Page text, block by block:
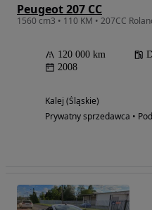
Peugeot 207 CC
1560 cm3 • 110 KM • 207CC
120 000 km
2008
Kalej (Śląskie)
Prywatny sprzedawca •